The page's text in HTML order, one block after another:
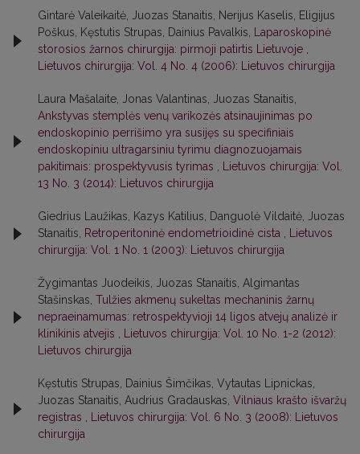
Gintarė Valeikaitė, Juozas Stanaitis, Nerijus Kaselis, Eligijus
Poškus, Kęstutis Strupas, Dainius Pavalkis,
Laparoskopinė
storosios žarnos chirurgija: pirmoji patirtis Lietuvoje
Lietuvos chirurgija: Vol. 4 No. 4 (2006): Lietuvos chirurgija
Laura Mašalaite, Jonas Valantinas, Juozas Stanaitis,
Ankstyvas stemplės venų varikozės atsinaujinimas po
endoskopinio perrišimo yra susijęs su specifiniais
endoskopiniu ultragarsiniu tyrimu diagnozuojamais
pakitimais: prospektyvusis tyrimas
Lietuvos chirurgija: Vol.
13 No. 3 (2014): Lietuvos chirurgija
Giedrius Laužikas, Kazys Katilius, Danguolė Vildaitė, Juozas
Stanaitis,
Retroperitoninė endometrioidinė cista
Lietuvos
chirurgija: Vol. 1 No. 1 (2003): Lietuvos chirurgija
Žygimantas Juodeikis, Juozas Stanaitis, Algimantas
Stašinskas, Tulžies akmenų sukeltas mechaninis žarnų
nepraeinamumas: retrospektyvioji 14 ligos atvejų analizė ir
klinikinis atvejis
Lietuvos chirurgija: Vol. 10 No. 1-2 (2012):
Lietuvos chirurgija
Kęstutis Strupas, Dainius Šimčikas, Vytautas Lipnickas,
Juozas Stanaitis, Audrius Gradauskas, Vilniaus krašto išvaržų
registras
Lietuvos chirurgija: Vol. 6 No. 3 (2008): Lietuvos
chirurgija